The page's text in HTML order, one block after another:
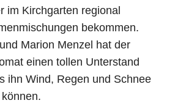
im Kirchgarten regional
bekommen.
Marion Menzel hat der
einen tollen Unterstand
ihn Wind, Regen und Schnee